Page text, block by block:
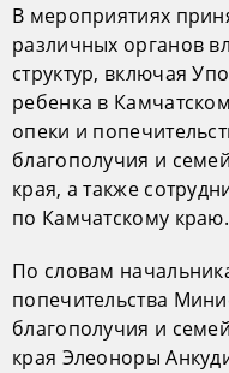
В мероприятиях
различных органов
структур, включая
ребенка в
опеки и
благополучия и
края, а также
по Камчатскому краю.
По словам
попечительства
благополучия и
края Элеоноры